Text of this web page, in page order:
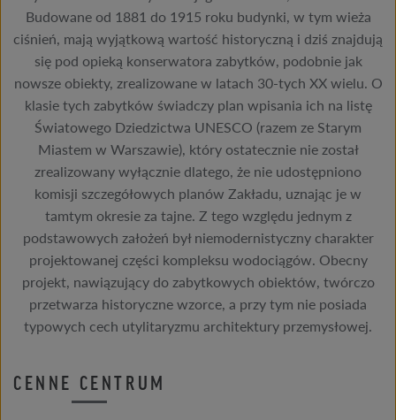
Budowane od 1881 do 1915 roku budynki, w tym wieża
ciśnień, mają wyjątkową wartość historyczną i dziś znajdują
się pod opieką konserwatora zabytków, podobnie jak
nowsze obiekty, zrealizowane w latach 30-tych XX wielu. O
klasie tych zabytków świadczy plan wpisania ich na listę
Światowego Dziedzictwa UNESCO (razem ze Starym
Miastem w Warszawie), który ostatecznie nie został
zrealizowany wyłącznie dlatego, że nie udostępniono
komisji szczegółowych planów Zakładu, uznając je w
tamtym okresie za tajne. Z tego względu jednym z
podstawowych założeń był niemodernistyczny charakter
projektowanej części kompleksu wodociągów. Obecny
projekt, nawiązujący do zabytkowych obiektów, twórczo
przetwarza historyczne wzorce, a przy tym nie posiada
typowych cech utylitaryzmu architektury przemysłowej.
CENNE CENTRUM